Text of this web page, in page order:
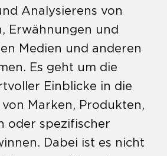
Analysierens von
Erwähnungen und
Medien und anderen
Es geht um die
Einblicke in die
Marken, Produkten,
oder spezifischer
Dabei ist es nicht